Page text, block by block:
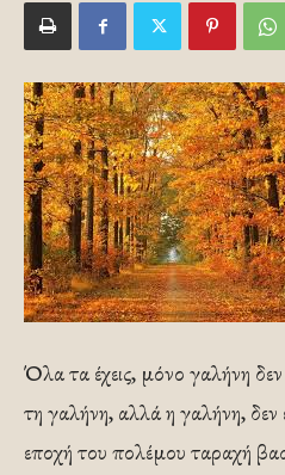
Όλα τα έχεις, μόνο γαλήνη δεν
τη γαλήνη, αλλά η γαλήνη,
εποχή του πολέμου ταραχή